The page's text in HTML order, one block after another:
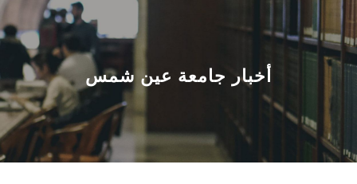
عن الجامعة
القطاعـات
الشئون الأكاديمية
البحث العلمي
أخبار جامعة عين شمس